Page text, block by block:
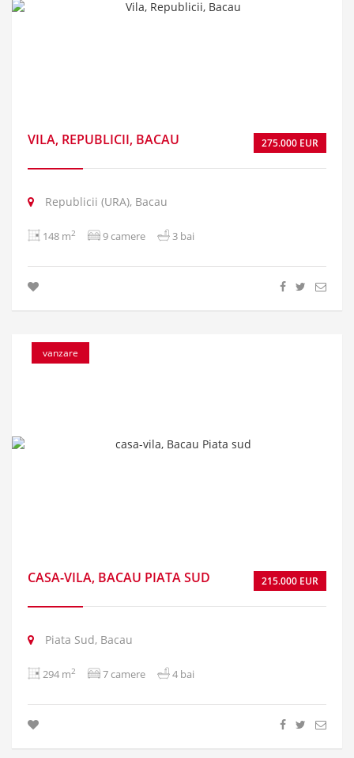
VILA, REPUBLICII, BACAU 275.000 EUR
Republicii (URA), Bacau
148 m2 9 camere 3 bai
CASA-VILA, BACAU PIATA SUD 215.000 EUR
Piata Sud, Bacau
294 m2 7 camere 4 bai
vanzare